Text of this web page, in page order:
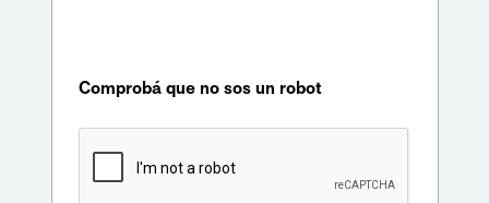
Comprobá que no sos un robot